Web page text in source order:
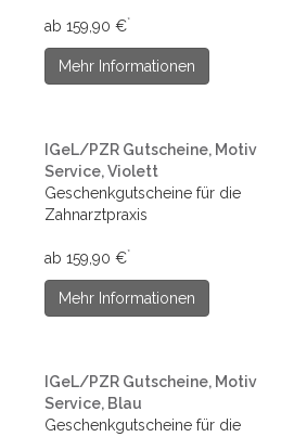
ab 159,90 €*
Mehr Informationen
IGeL/PZR Gutscheine, Motiv
Service, Violett
Geschenkgutscheine für die
Zahnarztpraxis
ab 159,90 €*
Mehr Informationen
IGeL/PZR Gutscheine, Motiv
Service, Blau
Geschenkgutscheine für die